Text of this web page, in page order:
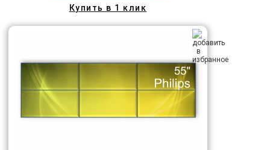
Купить в 1 клик